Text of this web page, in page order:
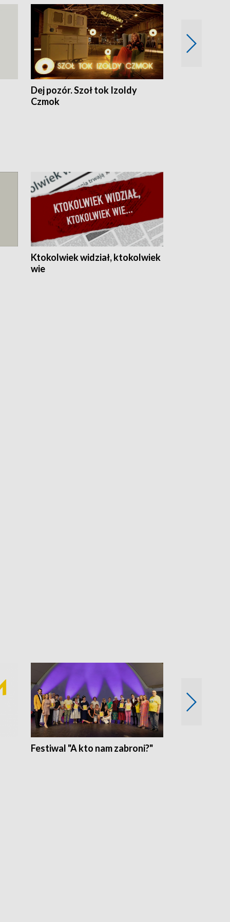
Dej pozór. Szoł tok Izoldy
Czmok
Ktokolwiek widział, ktokolwiek
wie
Festiwal "A kto nam zabroni?"